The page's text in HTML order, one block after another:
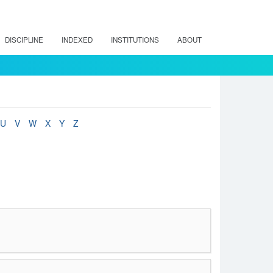
DISCIPLINE INDEXED INSTITUTIONS ABOUT
U V W X Y Z